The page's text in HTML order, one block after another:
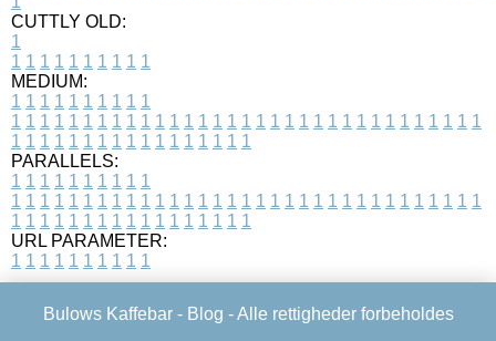
CUTTLY OLD:
1
1 1 1 1 1 1 1 1 1 1
MEDIUM:
1 1 1 1 1 1 1 1 1 1
1 1 1 1 1 1 1 1 1 1 1 1 1 1 1 1 1 1 1 1 1 1 1 1 1 1 1 1 1 1 1 1 1
1 1 1 1 1 1 1 1 1 1 1 1 1 1 1 1 1
PARALLELS:
1 1 1 1 1 1 1 1 1 1
1 1 1 1 1 1 1 1 1 1 1 1 1 1 1 1 1 1 1 1 1 1 1 1 1 1 1 1 1 1 1 1 1
1 1 1 1 1 1 1 1 1 1 1 1 1 1 1 1 1
URL PARAMETER:
1 1 1 1 1 1 1 1 1 1
Bulows Kaffebar - Blog - Alle rettigheder forbeholdes